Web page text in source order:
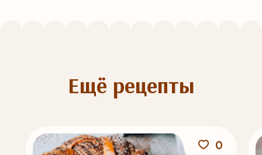
Ещё рецепты
0